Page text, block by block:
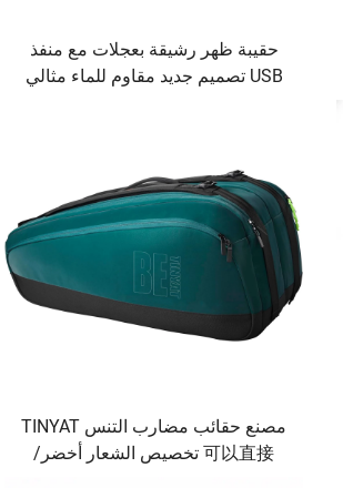
حقيبة ظهر رشيقة بعجلات مع منفذ
USB تصميم جديد مقاوم للماء مثالي
مصنع حقائب مضارب التنس TINYAT
可以直接 تخصيص الشعار أخضر/